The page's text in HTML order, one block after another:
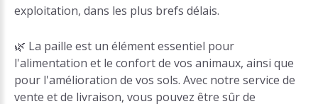
exploitation, dans les plus brefs délais.
🌿 La paille est un élément essentiel pour
l'alimentation et le confort de vos animaux, ainsi que
pour l'amélioration de vos sols. Avec notre service de
vente et de livraison, vous pouvez être sûr de